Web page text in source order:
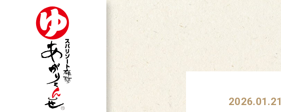
2026.01.21